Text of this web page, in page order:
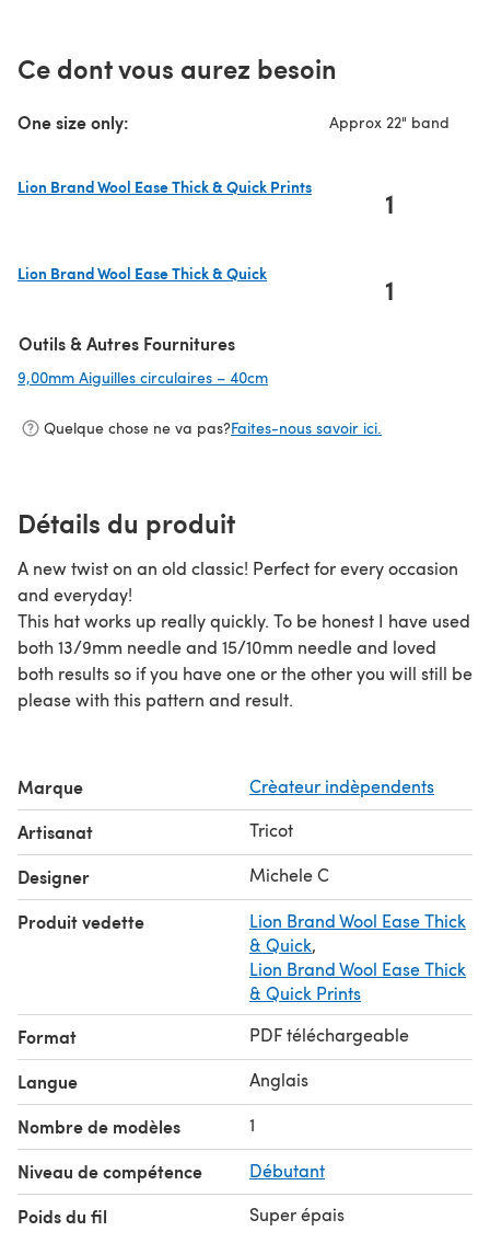
Ce dont vous aurez besoin
One size only: Approx 22" band
Lion Brand Wool Ease Thick & Quick Prints
1
Lion Brand Wool Ease Thick & Quick
1
Outils & Autres Fournitures
9,00mm Aiguilles circulaires – 40cm
Quelque chose ne va pas?Faites-nous savoir ici.
Détails du produit
A new twist on an old classic! Perfect for every occasion
and everyday!
This hat works up really quickly. To be honest I have used
both 13/9mm needle and 15/10mm needle and loved
both results so if you have one or the other you will still be
please with this pattern and result.
Marque Crèateur indèpendents
Artisanat Tricot
Designer Michele C
Produit vedette
Lion Brand Wool Ease Thick
& Quick,
Lion Brand Wool Ease Thick
& Quick Prints
Format PDF téléchargeable
Langue Anglais
Nombre de modèles 1
Niveau de compétence Débutant
Poids du fil Super épais